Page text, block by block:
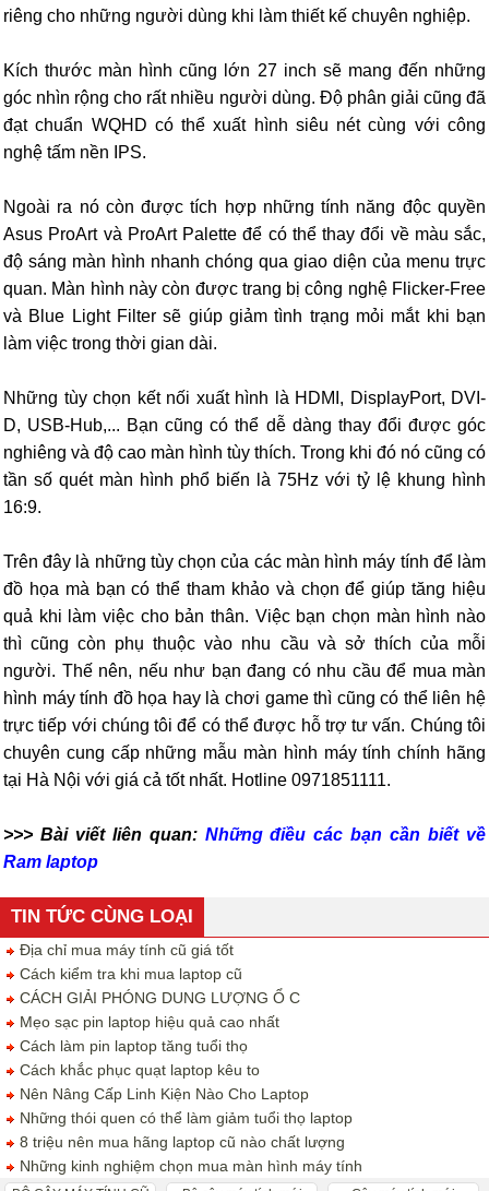
riêng cho những người dùng khi làm thiết kế chuyên nghiệp.
Kích thước màn hình cũng lớn 27 inch sẽ mang đến những
góc nhìn rộng cho rất nhiều người dùng. Độ phân giải cũng đã
đạt chuẩn WQHD có thể xuất hình siêu nét cùng với công
nghệ tấm nền IPS.
Ngoài ra nó còn được tích hợp những tính năng độc quyền
Asus ProArt và ProArt Palette để có thể thay đổi về màu sắc,
độ sáng màn hình nhanh chóng qua giao diện của menu trực
quan. Màn hình này còn được trang bị công nghệ Flicker-Free
và Blue Light Filter sẽ giúp giảm tình trạng mỏi mắt khi bạn
làm việc trong thời gian dài.
Những tùy chọn kết nối xuất hình là HDMI, DisplayPort, DVI-
D, USB-Hub,... Bạn cũng có thể dễ dàng thay đổi được góc
nghiêng và độ cao màn hình tùy thích. Trong khi đó nó cũng có
tần số quét màn hình phổ biến là 75Hz với tỷ lệ khung hình
16:9.
Trên đây là những tùy chọn của các màn hình máy tính để làm
đồ họa mà bạn có thể tham khảo và chọn để giúp tăng hiệu
quả khi làm việc cho bản thân. Việc bạn chọn màn hình nào
thì cũng còn phụ thuộc vào nhu cầu và sở thích của mỗi
người. Thế nên, nếu như bạn đang có nhu cầu để mua màn
hình máy tính đồ họa hay là chơi game thì cũng có thể liên hệ
trực tiếp với chúng tôi để có thể được hỗ trợ tư vấn. Chúng tôi
chuyên cung cấp những mẫu màn hình máy tính chính hãng
tại Hà Nội với giá cả tốt nhất. Hotline 0971851111.
>>> Bài viết liên quan: Những điều các bạn cần biết về
Ram laptop
TIN TỨC CÙNG LOẠI
Địa chỉ mua máy tính cũ giá tốt
Cách kiểm tra khi mua laptop cũ
CÁCH GIẢI PHÓNG DUNG LƯỢNG Ổ C
Mẹo sạc pin laptop hiệu quả cao nhất
Cách làm pin laptop tăng tuổi thọ
Cách khắc phục quạt laptop kêu to
Nên Nâng Cấp Linh Kiện Nào Cho Laptop
Những thói quen có thể làm giảm tuổi thọ laptop
8 triệu nên mua hãng laptop cũ nào chất lượng
Những kinh nghiệm chọn mua màn hình máy tính